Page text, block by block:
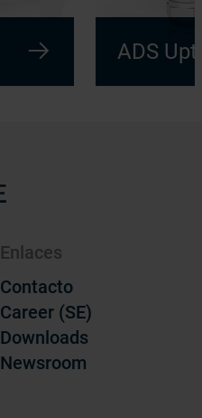
ADS
Enlaces
Contacto
Career (SE)
Downloads
Newsroom